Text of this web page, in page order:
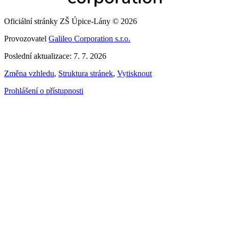
Oficiální stránky ZŠ Úpice-Lány © 2026
Provozovatel Galileo Corporation s.r.o.
Poslední aktualizace: 7. 7. 2026
Změna vzhledu, Struktura stránek, Vytisknout
Prohlášení o přístupnosti